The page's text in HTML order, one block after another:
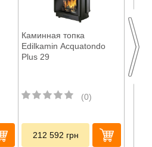
Каминная топка
Edilkamin Acquatondo
Plus 29
(0)
212 592 грн
Эркер